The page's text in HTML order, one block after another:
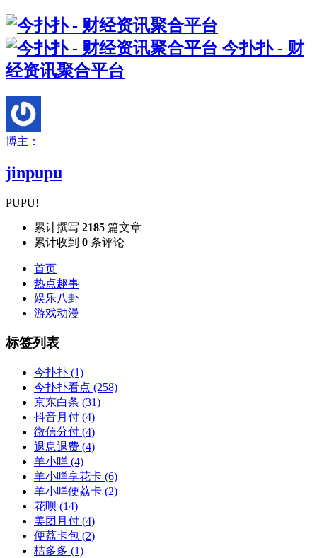
今扑扑 - 财
经资讯聚合平台
博主：
jinpupu
PUPU!
累计撰写 2185 篇文章
累计收到 0 条评论
首页
热点趣事
娱乐八卦
游戏动漫
标签列表
今扑扑 (1)
今扑扑看点 (258)
京东白条 (31)
抖音月付 (4)
微信分付 (4)
退息退费 (4)
羊小咩 (4)
羊小咩享花卡 (6)
羊小咩便荔卡 (2)
花呗 (14)
美团月付 (4)
便荔卡包 (2)
桔多多 (1)